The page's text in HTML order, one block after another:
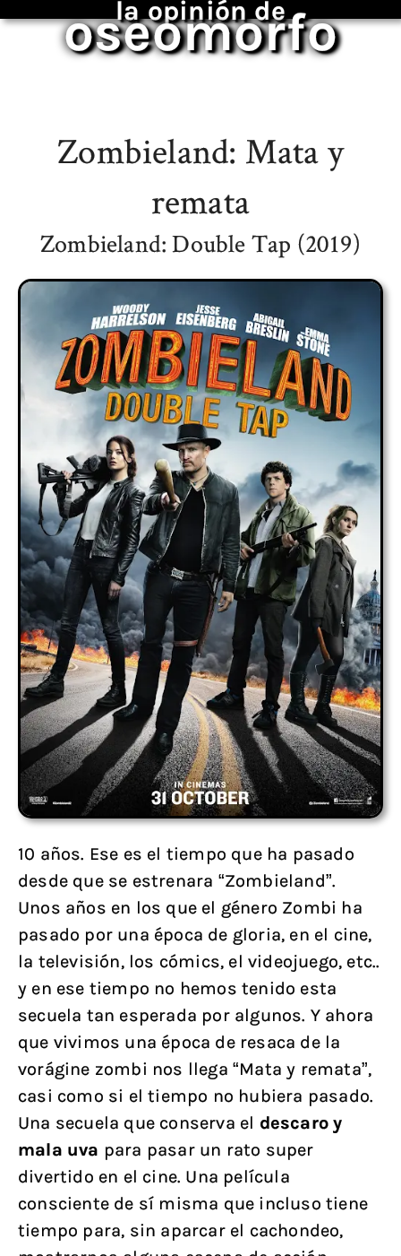
la opinión de
oseomorfo
Zombieland: Mata y
remata
Zombieland: Double Tap (2019)
10 años. Ese es el tiempo que ha pasado
desde que se estrenara “Zombieland”.
Unos años en los que el género Zombi ha
pasado por una época de gloria, en el cine,
la televisión, los cómics, el videojuego, etc..
y en ese tiempo no hemos tenido esta
secuela tan esperada por algunos. Y ahora
que vivimos una época de resaca de la
vorágine zombi nos llega “Mata y remata”,
casi como si el tiempo no hubiera pasado.
Una secuela que conserva el descaro y
mala uva para pasar un rato super
divertido en el cine. Una película
consciente de sí misma que incluso tiene
tiempo para, sin aparcar el cachondeo,